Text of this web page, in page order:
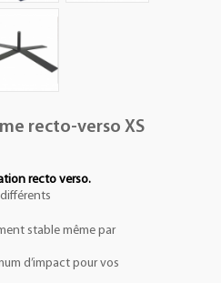
recto-verso XS
recto verso.
stable même par
d’impact pour vos